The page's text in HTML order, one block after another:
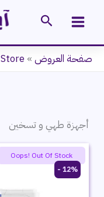
البحث
صفحة العروض »
Store
أجهزة طهي و تسخين
12% -
Oops! Out Of Stock